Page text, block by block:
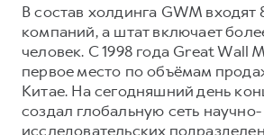
В состав холдинга GWM входят
компаний, а штат включает
человек. С 1998 года Great Wall
первое место по объёмам
Китае. На сегодняшний день
создал глобальную сеть научно-
исследовательских